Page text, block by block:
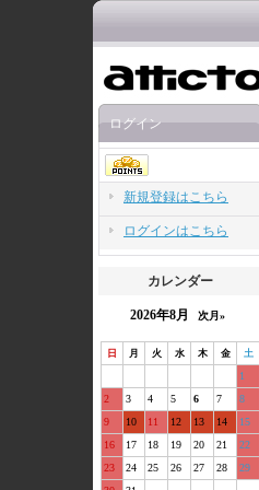
ログイン
新規登録はこちら
ログインはこちら
カレンダー
2026年8月 次月»
日 月 火 水 木 金 土
1
2
3 4 5 6 7
8
9
10 11 12 13 14
15
16
17 18 19 20 21
22
23
24 25 26 27 28
29